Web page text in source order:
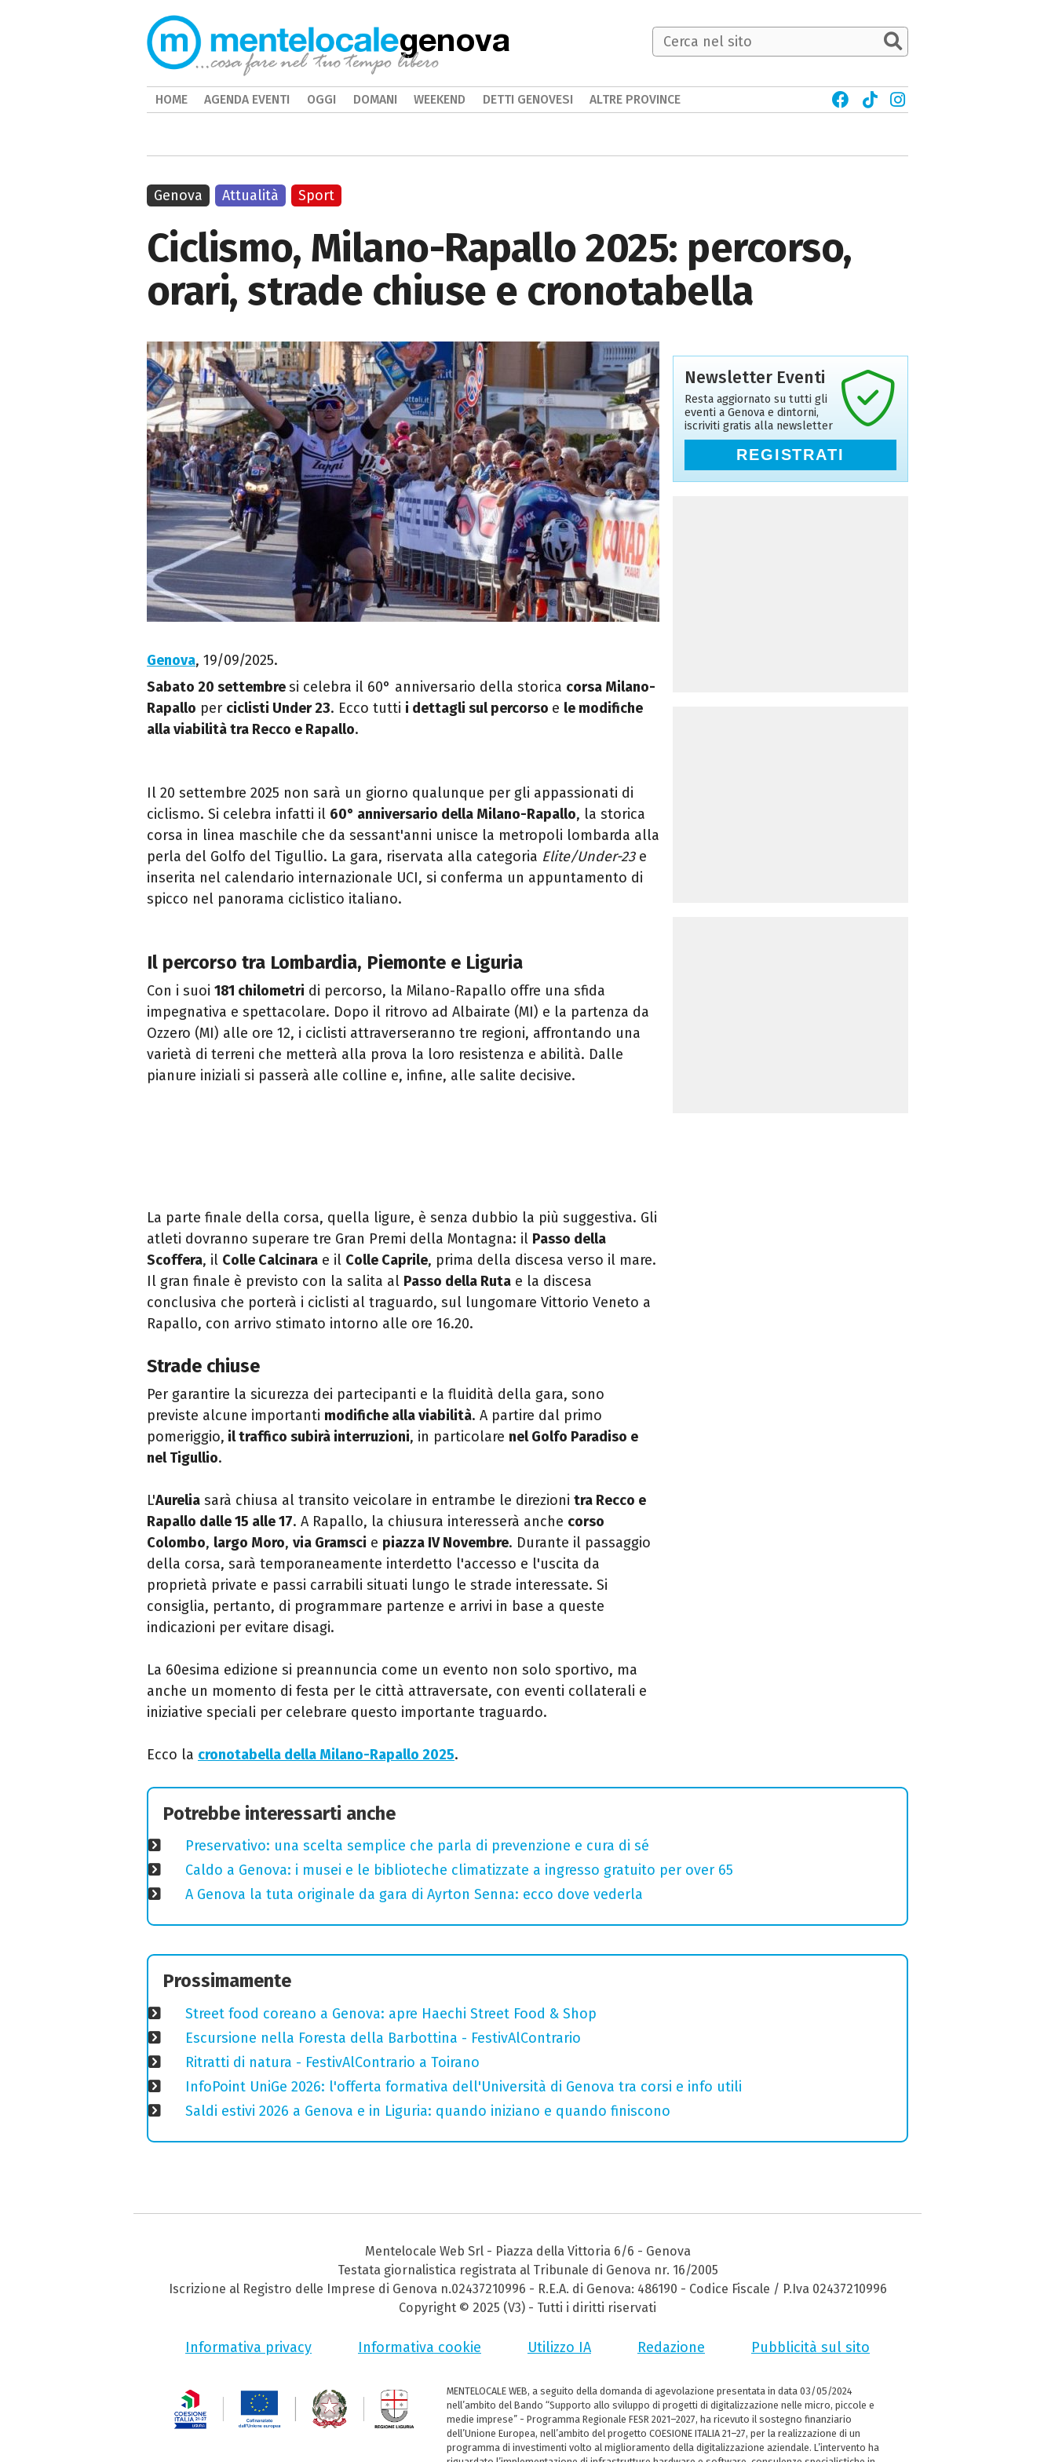
Ciclismo, Milano-Rapallo 2025: percorso,
orari, strade chiuse e cronotabella
Genova, 19/09/2025.
Sabato 20 settembresi celebra il 60° anniversario della storica corsa Milano-
Rapallo per ciclisti Under 23. Ecco tutti i dettagli sul percorso e le modifiche
alla viabilità tra Recco e Rapallo.
Il 20 settembre 2025 non sarà un giorno qualunque per gli appassionati di
ciclismo. Si celebra infatti il 60° anniversario della Milano-Rapallo, la storica
corsa in linea maschile che da sessant'anni unisce la metropoli lombarda alla
perla del Golfo del Tigullio. La gara, riservata alla categoria Elite/Under-23e
inserita nel calendario internazionale UCI, si conferma un appuntamento di
spicco nel panorama ciclistico italiano.
Il percorso tra Lombardia, Piemonte e Liguria
Con i suoi 181 chilometri di percorso, la Milano-Rapallo offre una sfida
impegnativa e spettacolare. Dopo il ritrovo ad Albairate (MI) e la partenza da
Ozzero (MI) alle ore 12, i ciclisti attraverseranno tre regioni, affrontando una
varietà di terreni che metterà alla prova la loro resistenza e abilità. Dalle
pianure iniziali si passerà alle colline e, infine, alle salite decisive.
La parte finale della corsa, quella ligure, è senza dubbio la più suggestiva. Gli
atleti dovranno superare tre Gran Premi della Montagna: il Passo della
Scoffera, il Colle Calcinara e il Colle Caprile, prima della discesa verso il mare.
Il gran finale è previsto con la salita al Passo della Ruta e la discesa
conclusiva che porterà i ciclisti al traguardo, sul lungomare Vittorio Veneto a
Rapallo, con arrivo stimato intorno alle ore 16.20.
Strade chiuse
Per garantire la sicurezza dei partecipanti e la fluidità della gara, sono
previste alcune importanti modifiche alla viabilità. A partire dal primo
pomeriggio, il traffico subirà interruzioni, in particolare nel Golfo Paradiso e
nel Tigullio.
L'Aurelia sarà chiusa al transito veicolare in entrambe le direzioni tra Recco e
Rapallo dalle 15 alle 17. A Rapallo, la chiusura interesserà anche corso
Colombo, largo Moro, via Gramsci e piazza IV Novembre. Durante il passaggio
della corsa, sarà temporaneamente interdetto l'accesso e l'uscita da
proprietà private e passi carrabili situati lungo le strade interessate. Si
consiglia, pertanto, di programmare partenze e arrivi in base a queste
indicazioni per evitare disagi.
La 60esima edizione si preannuncia come un evento non solo sportivo, ma
anche un momento di festa per le città attraversate, con eventi collaterali e
iniziative speciali per celebrare questo importante traguardo.
Ecco la cronotabella della Milano-Rapallo 2025.
Genova Attualità Sport
Newsletter Eventi
Resta aggiornato su tutti gli
eventi a Genova e dintorni,
iscriviti gratis alla newsletter
REGISTRATI
Potrebbe interessarti anche
Preservativo: una scelta semplice che parla di prevenzione e cura di sé
Caldo a Genova: i musei e le biblioteche climatizzate a ingresso gratuito per over 65
A Genova la tuta originale da gara di Ayrton Senna: ecco dove vederla
Prossimamente
Street food coreano a Genova: apre Haechi Street Food & Shop
Escursione nella Foresta della Barbottina - FestivAlContrario
Ritratti di natura - FestivAlContrario a Toirano
InfoPoint UniGe 2026: l'offerta formativa dell'Università di Genova tra corsi e info utili
Saldi estivi 2026 a Genova e in Liguria: quando iniziano e quando finiscono
genova
HOME AGENDA EVENTI OGGI DOMANI WEEKEND DETTI GENOVESI ALTRE PROVINCE
Mentelocale Web Srl - Piazza della Vittoria 6/6 - Genova
Testata giornalistica registrata al Tribunale di Genova nr. 16/2005
Iscrizione al Registro delle Imprese di Genova n.02437210996 - R.E.A. di Genova: 486190 - Codice Fiscale / P.Iva 02437210996
Copyright © 2025 (V3) - Tutti i diritti riservati
Informativa privacy Informativa cookie Utilizzo IA Redazione Pubblicità sul sito
MENTELOCALE WEB, a seguito della domanda di agevolazione presentata in data 03/05/2024
nell’ambito del Bando “Supporto allo sviluppo di progetti di digitalizzazione nelle micro, piccole e
medie imprese” - Programma Regionale FESR 2021–2027, ha ricevuto il sostegno finanziario
dell’Unione Europea, nell’ambito del progetto COESIONE ITALIA 21–27, per la realizzazione di un
programma di investimenti volto al miglioramento della digitalizzazione aziendale. L’intervento ha